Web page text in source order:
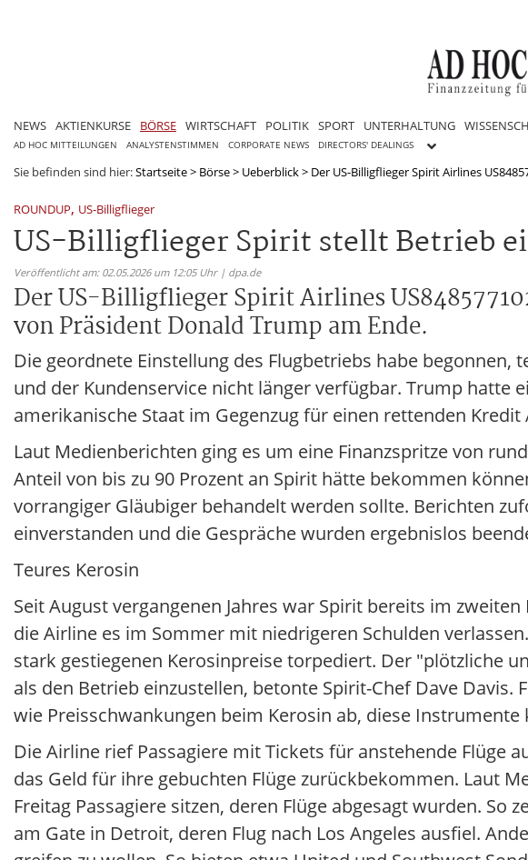
NEWS AKTIENKURSE BÖRSE WIRTSCHAFT POLITIK SPORT UNTERHALTUNG
AD HOC MITTEILUNGEN ANALYSTENSTIMMEN CORPORATE NEWS DIRECTORS' DEALINGS
Sie befinden sind hier:Startseite> Börse> Ueberblick> Der US-Billigflieger Spirit Airlines
ROUNDUP, US-Billigflieger
US-Billigflieger Spirit stellt Betrieb
Veröffentlicht am: 02.05.2026 um 12:05 Uhr | dpa.de
Der US-Billigflieger Spirit Airlines
von Präsident Donald Trump am Ende.
Die geordnete Einstellung des Flugbetriebs habe begonnen,
und der Kundenservice nicht länger verfügbar. Trump hatte
amerikanische Staat im Gegenzug für einen rettenden
Laut Medienberichten ging es um eine Finanzspritze von
Anteil von bis zu 90 Prozent an Spirit hätte bekommen
vorrangiger Gläubiger behandelt werden sollte. Berichten
einverstanden und die Gespräche wurden ergebnislos
Teures Kerosin
Seit August vergangenen Jahres war Spirit bereits im
die Airline es im Sommer mit niedrigeren Schulden
stark gestiegenen Kerosinpreise torpediert. Der "plötzliche
als den Betrieb einzustellen, betonte Spirit-Chef Dave
wie Preisschwankungen beim Kerosin ab, diese Instrumente
Die Airline rief Passagiere mit Tickets für anstehende Flüge
das Geld für ihre gebuchten Flüge zurückbekommen. Laut
Freitag Passagiere sitzen, deren Flüge abgesagt wurden. So
am Gate in Detroit, deren Flug nach Los Angeles ausfiel.